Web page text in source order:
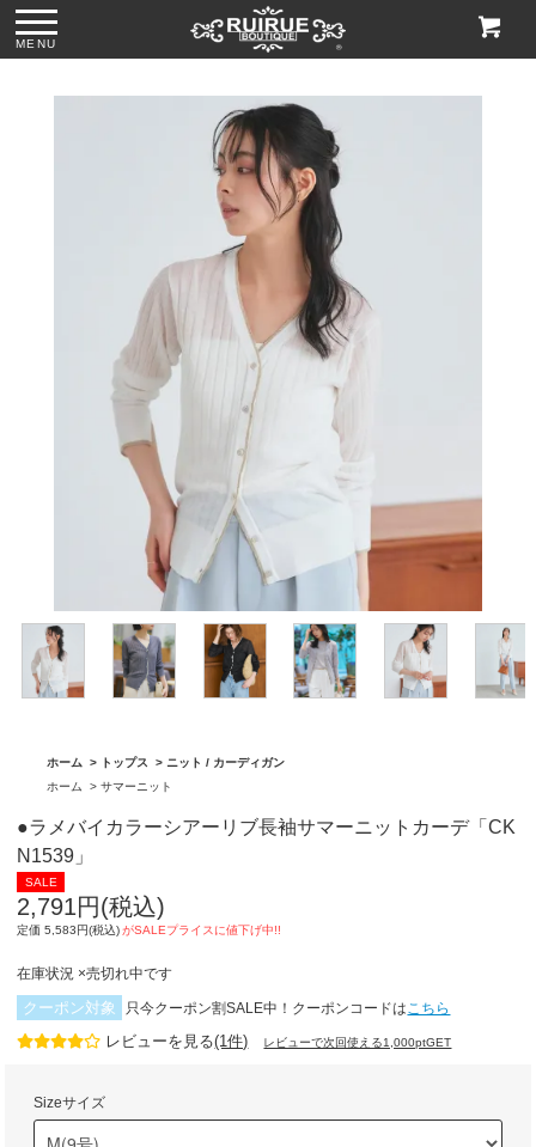
MENU
●グリッターチャン
キーローヒールパ
ンプス「SH1768」
●ビジューハンドル
スパンコール刺繍
ンコールがま口ク
「BA1761」
ホーム > トップス > ニット / カーディガン
ホーム
>サマーニット
●ラメバイカラーシアーリブ長袖サマーニットカーデ「CK
N1539」
2,791円(税込)
定価 5,583円(税込)
在庫状況 ×売切れ中です
クーポン対象 只今クーポン割SALE中！クーポンコードはこちら
レビューを見る(1件) レビューで次回使える1,000ptGET
Sizeサイズ